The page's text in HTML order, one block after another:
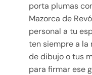
porta plumas
Mazorca de
personal a tu
ten siempre a la
de dibujo o tus
para firmar ese